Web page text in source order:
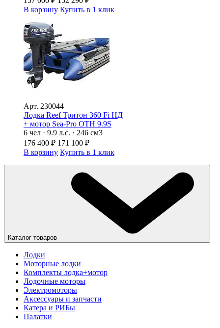
В корзину Купить в 1 клик
Арт. 230044
Лодка Reef Тритон 360 Fi НД
+ мотор Sea-Pro ОТН 9.9S
6 чел · 9.9 л.с. · 246 см3
176 400 ₽ 171 100 ₽
В корзину Купить в 1 клик
Каталог товаров
Лодки
Моторные лодки
Комплекты лодка+мотор
Лодочные моторы
Электромоторы
Аксессуары и запчасти
Катера и РИБы
Палатки